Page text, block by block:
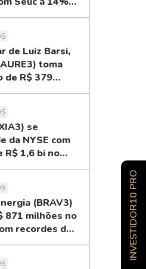
Fizemos as
de Luiz Barsi,
toma
de R$ 379
no 2T26
se
da NYSE com
R$ 1,6 bi no
(BRAV3)
871 milhões no
recordes do
INVESTIDOR10 PRO